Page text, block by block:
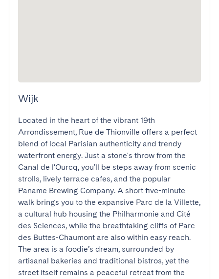
Wijk
Located in the heart of the vibrant 19th
Arrondissement, Rue de Thionville offers a perfect
blend of local Parisian authenticity and trendy
waterfront energy. Just a stone's throw from the
Canal de l'Ourcq, you’ll be steps away from scenic
strolls, lively terrace cafes, and the popular
Paname Brewing Company. A short five-minute
walk brings you to the expansive Parc de la Villette,
a cultural hub housing the Philharmonie and Cité
des Sciences, while the breathtaking cliffs of Parc
des Buttes-Chaumont are also within easy reach.
The area is a foodie’s dream, surrounded by
artisanal bakeries and traditional bistros, yet the
street itself remains a peaceful retreat from the